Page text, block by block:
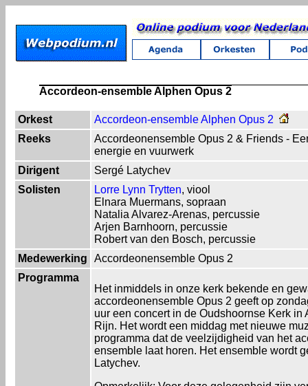
Accordeon-ensemble Alphen Opus 2
Orkest
Accordeon-ensemble Alphen Opus 2
Reeks
Accordeonensemble Opus 2 & Friends -
energie en vuurwerk
Dirigent
Sergé Latychev
Solisten
Lorre Lynn Trytten, viool
Elnara Muermans, sopraan
Natalia Alvarez-Arenas, percussie
Arjen Barnhoorn, percussie
Robert van den Bosch, percussie
Medewerking
Accordeonensemble Opus 2
Programma
Het inmiddels in onze kerk bekende en
accordeonensemble Opus 2 geeft op
uur een concert in de Oudshoornse Kerk in
Rijn. Het wordt een middag met nieuwe
programma dat de veelzijdigheid van het
ensemble laat horen. Het ensemble wordt
Latychev.